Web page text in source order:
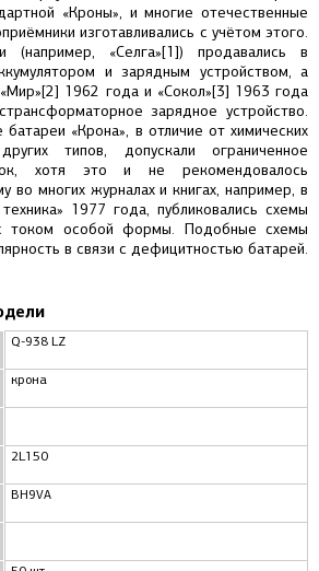
«Кроны», и многие отечественные
изготавливались с учётом этого.
(например, «Селга»[1]) продавались в
и зарядным устройством, а
1962 года и «Сокол»[3] 1963 года
зарядное устройство.
«Крона», в отличие от химических
типов, допускали ограниченное
хотя это и не рекомендовалось
во многих журналах и книгах, например, в
1977 года, публиковались схемы
током особой формы. Подобные схемы
в связи с дефицитностью батарей.
Q-938 LZ
крона
2L150
BH9VA